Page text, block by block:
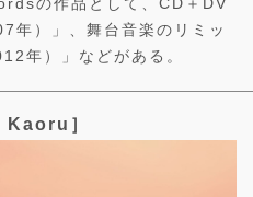
）」、舞台音楽のリミッ
年）」などがある。
］